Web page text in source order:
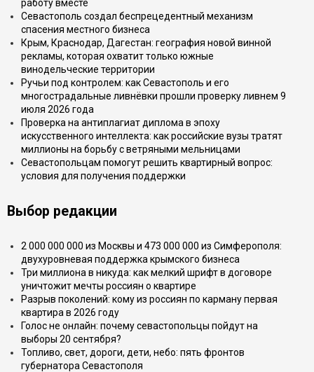
работу вместе
Севастополь создал беспрецедентный механизм
спасения местного бизнеса
Крым, Краснодар, Дагестан: география новой винной
рекламы, которая охватит только южные
винодельческие территории
Ручьи под контролем: как Севастополь и его
многострадальные ливнёвки прошли проверку ливнем 9
июля 2026 года
Проверка на антиплагиат диплома в эпоху
искусственного интеллекта: как российские вузы тратят
миллионы на борьбу с ветряными мельницами
Севастопольцам помогут решить квартирный вопрос:
условия для получения поддержки
Выбор редакции
2 000 000 000 из Москвы и 473 000 000 из Симферополя:
двухуровневая поддержка крымского бизнеса
Три миллиона в никуда: как мелкий шрифт в договоре
уничтожит мечты россиян о квартире
Разрыв поколений: кому из россиян по карману первая
квартира в 2026 году
Голос не онлайн: почему севастопольцы пойдут на
выборы 20 сентября?
Топливо, свет, дороги, дети, небо: пять фронтов
губернатора Севастополя